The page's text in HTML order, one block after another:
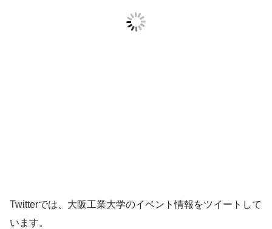
Twitterでは、大阪工業大学のイベント情報をツイートして
います。